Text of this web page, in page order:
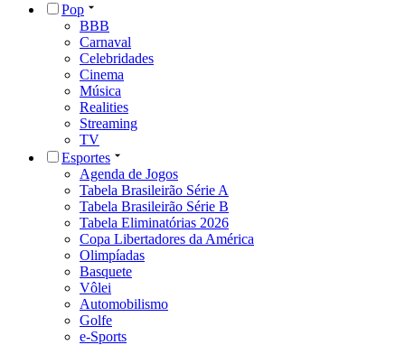
Pop
BBB
Carnaval
Celebridades
Cinema
Música
Realities
Streaming
TV
Esportes
Agenda de Jogos
Tabela Brasileirão Série A
Tabela Brasileirão Série B
Tabela Eliminatórias 2026
Copa Libertadores da América
Olimpíadas
Basquete
Vôlei
Automobilismo
Golfe
e-Sports